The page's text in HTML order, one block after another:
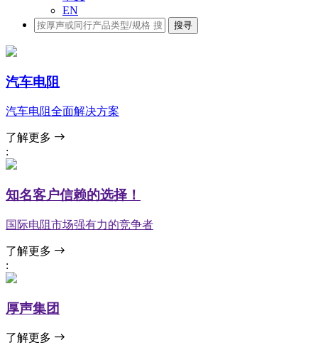
EN
搜寻
汽车电阻
汽车电阻全面解决方案
了解更多
:
知名客户信赖的选择！
国际电阻市场强有力的竞争者
了解更多
:
厚声集团
了解更多